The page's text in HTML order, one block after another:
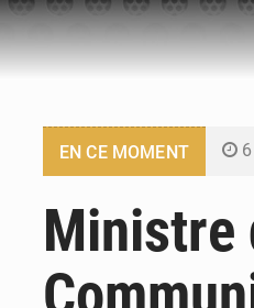
EN CE MOMENT 6
5
Ministre